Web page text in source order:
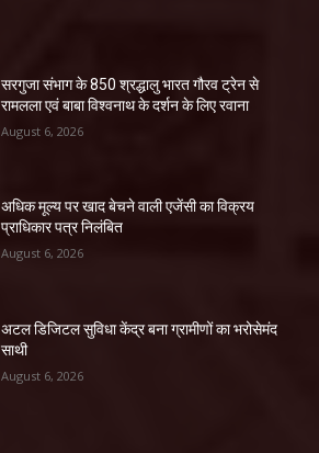
सरगुजा संभाग के 850 श्रद्धालु भारत गौरव ट्रेन से
रामलला एवं बाबा विश्वनाथ के दर्शन के लिए रवाना
August 6, 2026
अधिक मूल्य पर खाद बेचने वाली एजेंसी का विक्रय
प्राधिकार पत्र निलंबित
August 6, 2026
अटल डिजिटल सुविधा केंद्र बना ग्रामीणों का भरोसेमंद
साथी
August 6, 2026